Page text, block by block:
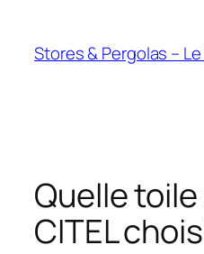
contenu
Stores & Pergolas –
Quelle
CITEL